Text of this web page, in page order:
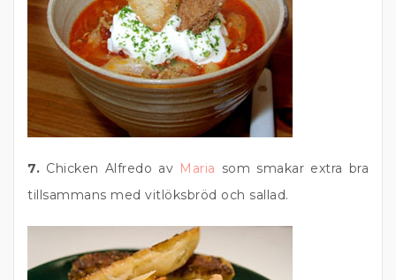
7. Chicken Alfredo av Maria som smakar extra bra
tillsammans med vitlöksbröd och sallad.